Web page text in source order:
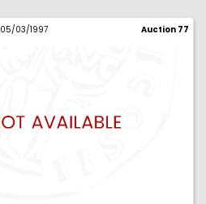
05/03/1997 Auction 77